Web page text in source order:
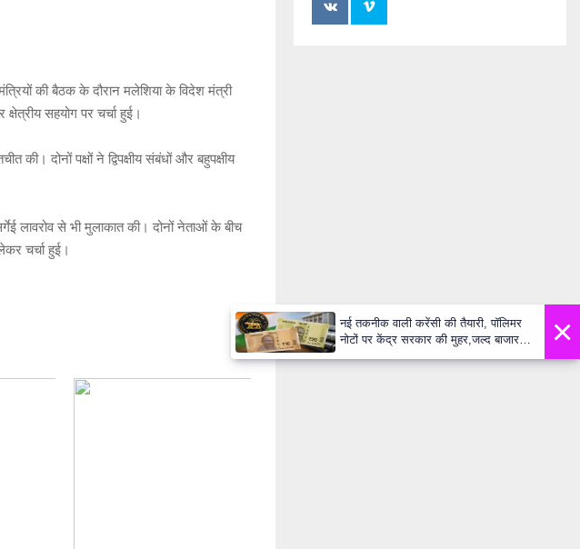
की बैठक के दौरान मलेशिया के विदेश मंत्री
सहयोग पर चर्चा हुई।
की। दोनों पक्षों ने द्विपक्षीय संबंधों और बहुपक्षीय
लावरोव से भी मुलाकात की। दोनों नेताओं के बीच
चर्चा हुई।
×
नई तकनीक वाली करेंसी की तैयारी, पॉलिमर
नोटों पर केंद्र सरकार की मुहर,जल्द बाजार में
दिखेंगे प्लास्टिक के ₹10 और ₹20 के नोट -